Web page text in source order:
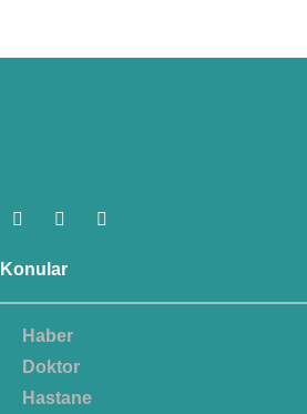
Konular
Haber
Doktor
Hastane